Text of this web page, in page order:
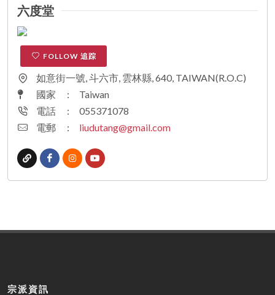
六度堂
FOLLOW 追踪
如意街一號, 斗六市, 雲林縣, 640, TAIWAN(R.O.C)
國家
:
Taiwan
電話
:
055371078
電郵
: liudutang@gmail.com
宗派資訊